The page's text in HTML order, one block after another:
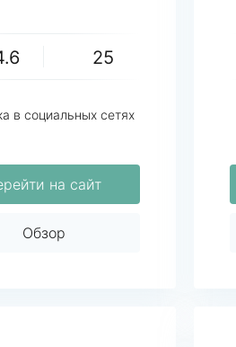
25
в социальных сетях
на сайт
Обзор